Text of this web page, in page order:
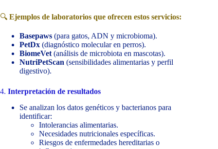
🔍 Ejemplos de laboratorios que ofrecen estos servicios:
Basepaws (para gatos, ADN y microbioma).
PetDx (diagnóstico molecular en perros).
BiomeVet (análisis de microbiota en mascotas).
NutriPetScan (sensibilidades alimentarias y perfil
digestivo).
4. Interpretación de resultados
Se analizan los datos genéticos y bacterianos para
identificar:
Intolerancias alimentarias.
Necesidades nutricionales específicas.
Riesgos de enfermedades hereditarias o